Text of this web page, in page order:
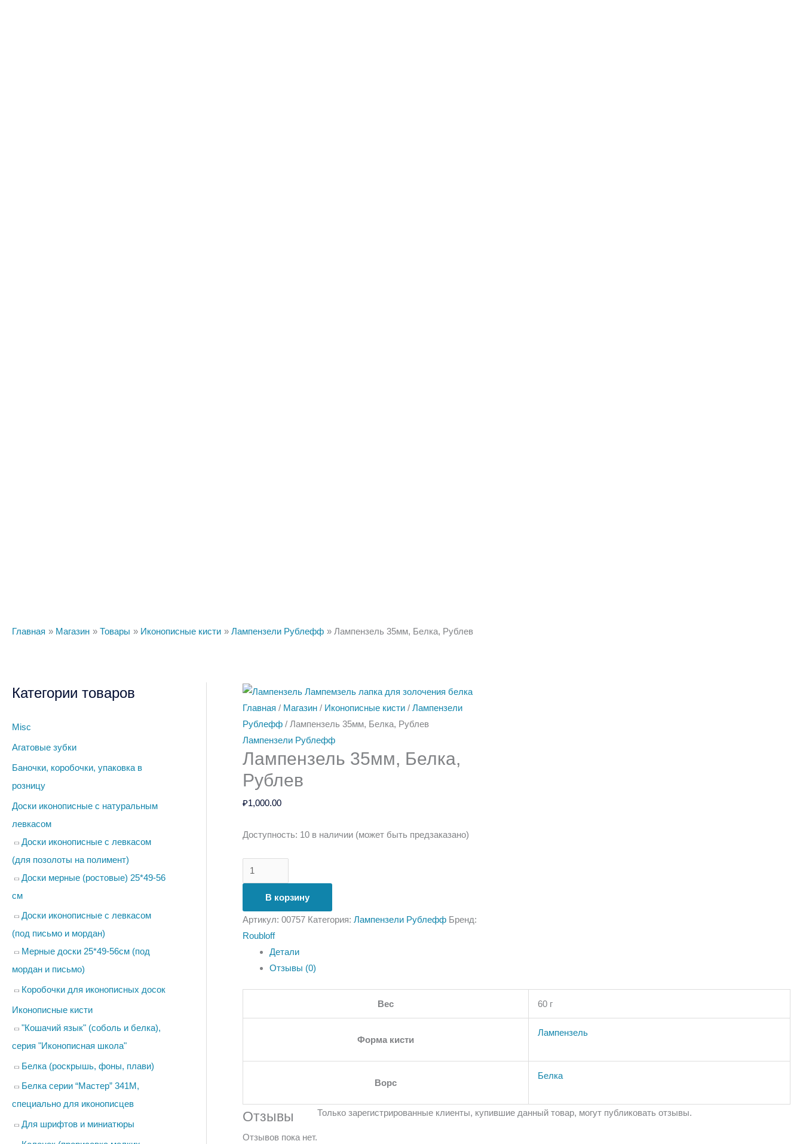
Главная Магазин Товары Иконописные кисти Лампензели Рублефф Лампензель 35мм, Белка, Рублев
Категории товаров
Misc
Агатовые зубки
Баночки, коробочки, упаковка в
розницу
Доски иконописные с натуральным
левкасом
Доски иконописные с левкасом
(для позолоты на полимент)
Доски мерные (ростовые) 25*49-56
см
Доски иконописные с левкасом
(под письмо и мордан)
Мерные доски 25*49-56см (под
мордан и письмо)
Коробочки для иконописных досок
Иконописные кисти
"Кошачий язык" (соболь и белка),
серия "Иконописная школа"
Белка (роскрышь, фоны, плави)
Белка серии “Мастер” 341М,
специально для иконописцев
Для шрифтов и миниатюры
Главная / Магазин / Иконописные кисти / Лампензели
Рублефф / Лампензель 35мм, Белка, Рублев
Лампензели Рублефф
Лампензель 35мм, Белка,
Рублев
₽1,000.00
Доступность: 10 в наличии (может быть предзаказано)
Количество
товара
Лампензель
35мм,
Белка,
В корзину
Артикул: 00757 Категория: Лампензели Рублефф Бренд:
Roubloff
Детали
Отзывы (0)
Вес 60 г
Форма кисти
Лампензель
Ворс
Белка
Отзывы
Отзывов пока нет.
Только зарегистрированные клиенты, купившие данный товар, могут публиковать отзывы.
Количество
товара
Лампензель
75мм,
Белка,
Количество
товара
Лампензель
85мм,
Белка,
Количество
товара
Лампензель
55мм,
Белка,